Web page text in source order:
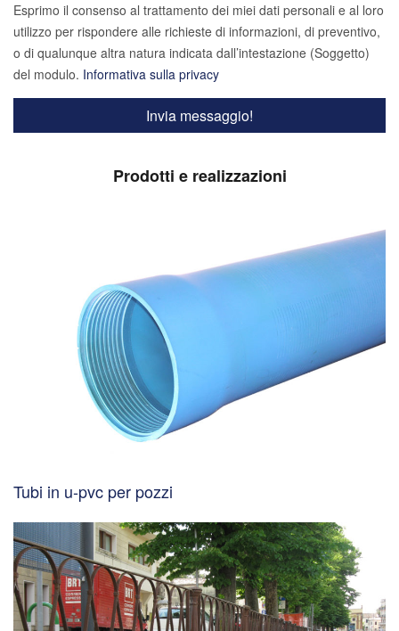
Esprimo il consenso al trattamento dei miei dati personali e al loro
utilizzo per rispondere alle richieste di informazioni, di preventivo,
o di qualunque altra natura indicata dall’intestazione (Soggetto)
del modulo. Informativa sulla privacy
Prodotti e realizzazioni
Tubi in u-pvc per pozzi